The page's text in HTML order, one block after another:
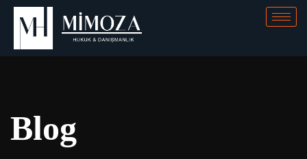
Blog